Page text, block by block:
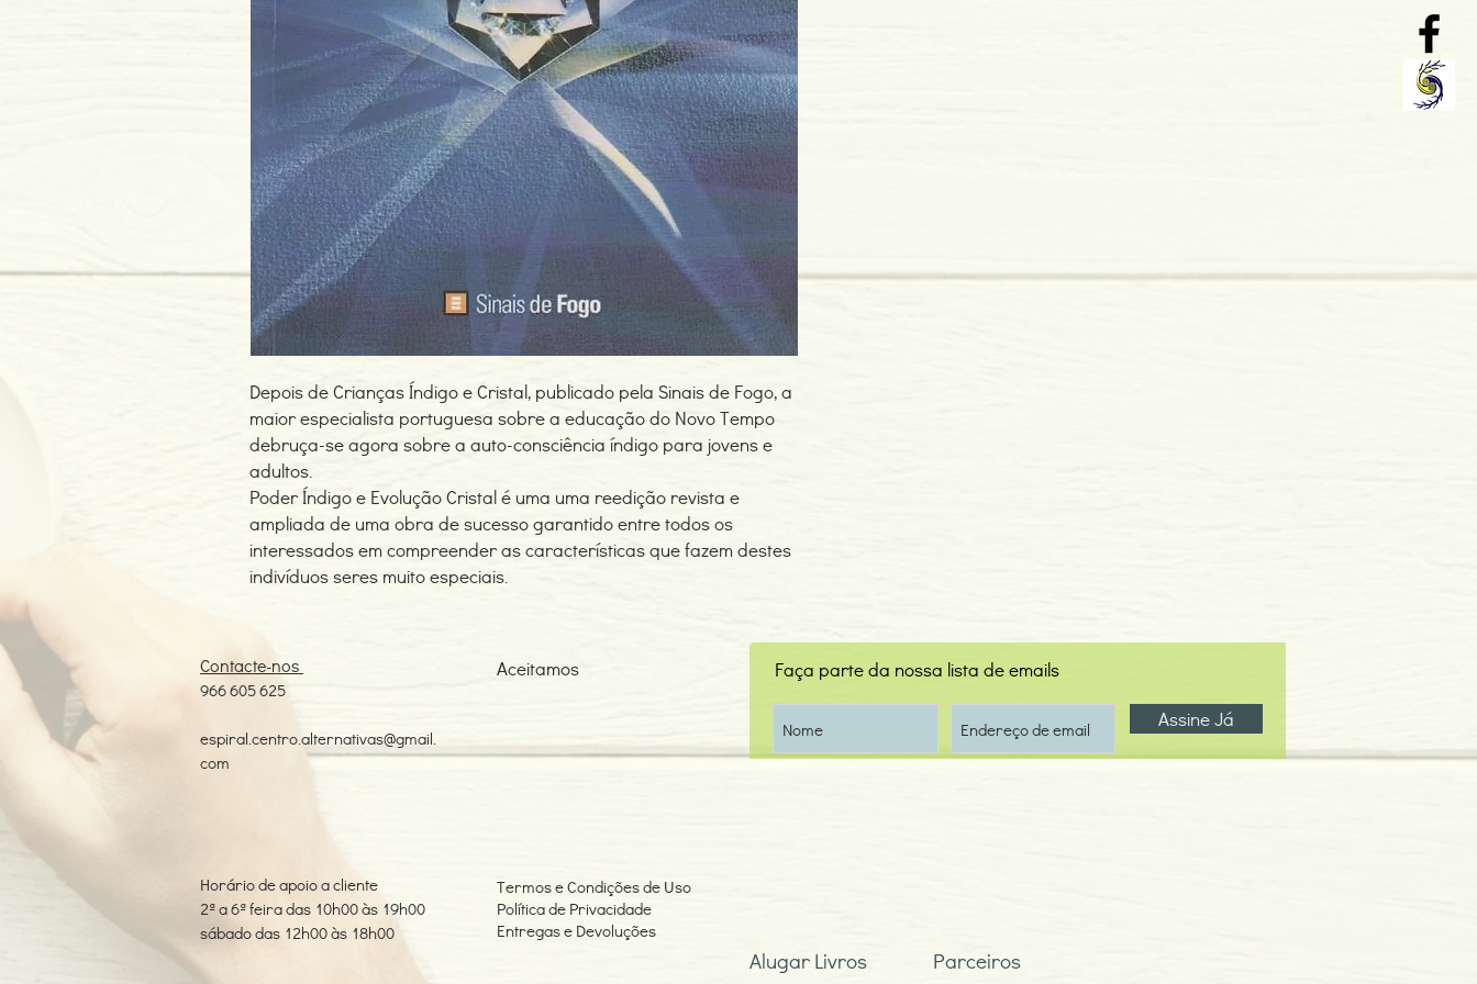
Depois de Crianças Índigo e Cristal, publicado pela Sinais de Fogo, a
maior especialista portuguesa sobre a educação do Novo Tempo
debruça-se agora sobre a auto-consciência índigo para jovens e
adultos.
Poder Índigo e Evolução Cristal é uma uma reedição revista e
ampliada de uma obra de sucesso garantido entre todos os
interessados em compreender as características que fazem destes
indivíduos seres muito especiais.
Contacte-nos
966 605 625
espiral.centro.alternativas@gmail.
com
Aceitamos
Faça parte da nossa lista de emails
Assine Já
Horário de apoio a cliente
2ª a 6ª feira das 10h00 às 19h00
sábado das 12h00 às 18h00
Termos e Condições de Uso
Política de Privacidade
Entregas e Devoluções
Alugar Livros Parceiros